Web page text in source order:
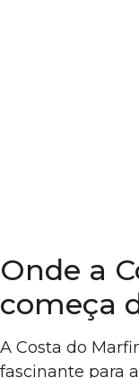
Onde a
começa
A Costa do
fascinante para